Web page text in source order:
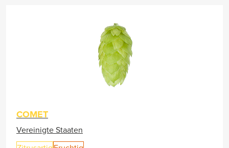
COMET
Vereinigte Staaten